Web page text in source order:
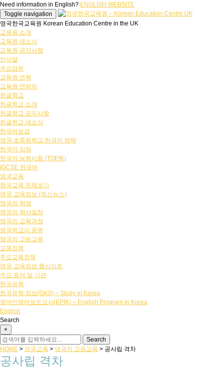
Need information in English? ENGLISH WEBSITE
Toggle navigation
영국한국교육원 Korean Education Centre in the UK
교육원 소개
교육원 새소식
교육원 공지사항
인사말
주요업무
교육원 연혁
교육원 연락처
한글학교
한글학교 소개
한글학교 공지사항
한글학교 새소식
한국어보급
영국 초중등학교 한국어 채택
한국어 강좌
한국어 능력시험 (TOPIK)
IGCSE 한국어
영국교육
영국교육 전체보기
영국 교육정보 (최신뉴스)
영국의 학제
영국의 학사일정
영국의 교육과정
영국학교의 종류
영국의 고등교육
교원정책
주요교육정책
영국 교육정보 웹사이트
주요 용어 및 기관
한국유학
한국유학 정보(GKS) – Study in Korea
원어민영어보조교사(EPIK) – English Program in Korea
English
Search
×
HOME > 영국교육 > 영국의 고등교육 > 공사립 격차
공사립 격차